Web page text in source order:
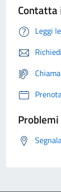
Contatta
Leggi